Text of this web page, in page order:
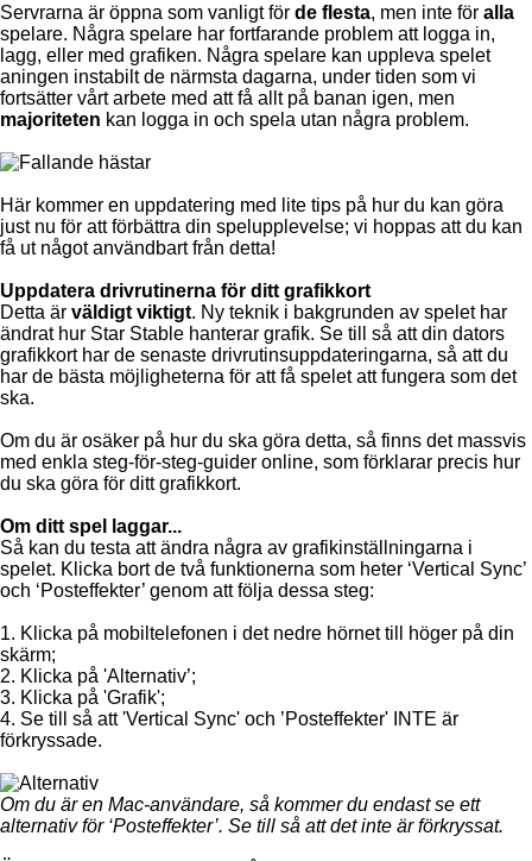
Servrarna är öppna som vanligt för de flesta, men inte för alla
spelare. Några spelare har fortfarande problem att logga in,
lagg, eller med grafiken. Några spelare kan uppleva spelet
aningen instabilt de närmsta dagarna, under tiden som vi
fortsätter vårt arbete med att få allt på banan igen, men
majoriteten kan logga in och spela utan några problem.
Här kommer en uppdatering med lite tips på hur du kan göra
just nu för att förbättra din spelupplevelse; vi hoppas att du kan
få ut något användbart från detta!
Uppdatera drivrutinerna för ditt grafikkort
Detta är väldigt viktigt. Ny teknik i bakgrunden av spelet har
ändrat hur Star Stable hanterar grafik. Se till så att din dators
grafikkort har de senaste drivrutinsuppdateringarna, så att du
har de bästa möjligheterna för att få spelet att fungera som det
ska.
Om du är osäker på hur du ska göra detta, så finns det massvis
med enkla steg-för-steg-guider online, som förklarar precis hur
du ska göra för ditt grafikkort.
Om ditt spel laggar...
Så kan du testa att ändra några av grafikinställningarna i
spelet. Klicka bort de två funktionerna som heter ‘Vertical Sync’
och ‘Posteffekter’ genom att följa dessa steg:
1. Klicka på mobiltelefonen i det nedre hörnet till höger på din
skärm;
2. Klicka på 'Alternativ’;
3. Klicka på 'Grafik';
4. Se till så att 'Vertical Sync' och ’Posteffekter' INTE är
förkryssade.
Om du är en Mac-användare, så kommer du endast se ett
alternativ för ‘Posteffekter’. Se till så att det inte är förkryssat.